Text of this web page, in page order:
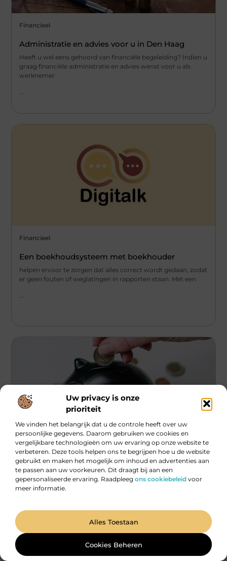
Uw privacy is onze
prioriteit
We vinden het belangrijk dat u de controle heeft over uw
persoonlijke gegevens. Daarom gebruiken we cookies en
vergelijkbare technologieën om uw ervaring op onze website te
verbeteren. Deze tools helpen ons te begrijpen hoe u de website
gebruikt en maken het mogelijk om inhoud en advertenties aan
te passen aan uw voorkeuren. Dit draagt bij aan een
gepersonaliseerde ervaring. Raadpleeg ons cookiebeleid voor
meer informatie.
Alles Toestaan
Cookies Beheren
Financieel
Administratie en advies voor u in Den Haag
Heeft u wel eens gehoord van financiële begeleiding? Indien u
graag financiële administratie en advies wenst voor u als
werknemer
Financieel
Een boekhoudsysteem met boekhouder
helpen ervoor te zorgen dat alles correct wordt gedaan, zodat
er geen fouten of weglatingen in rapporten staan. Met een
...
Financieel
Geld verdienen zonder te werken?
Financieel onafhankelijk worden is wel de droom van
iedereen. Mensen willen vaak zoveel mogelijk geld verdienen